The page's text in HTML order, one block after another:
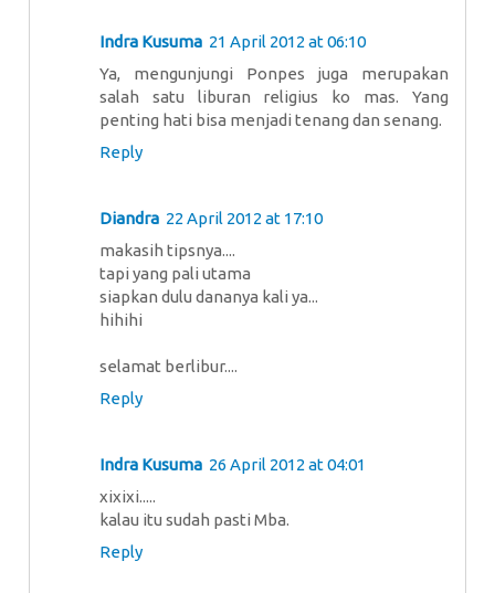
Indra Kusuma 21 April 2012 at 06:10
Ya, mengunjungi Ponpes juga merupakan
salah satu liburan religius ko mas. Yang
penting hati bisa menjadi tenang dan senang.
Reply
Diandra 22 April 2012 at 17:10
makasih tipsnya....
tapi yang pali utama
siapkan dulu dananya kali ya...
hihihi
selamat berlibur....
Reply
Indra Kusuma 26 April 2012 at 04:01
xixixi.....
kalau itu sudah pasti Mba.
Reply